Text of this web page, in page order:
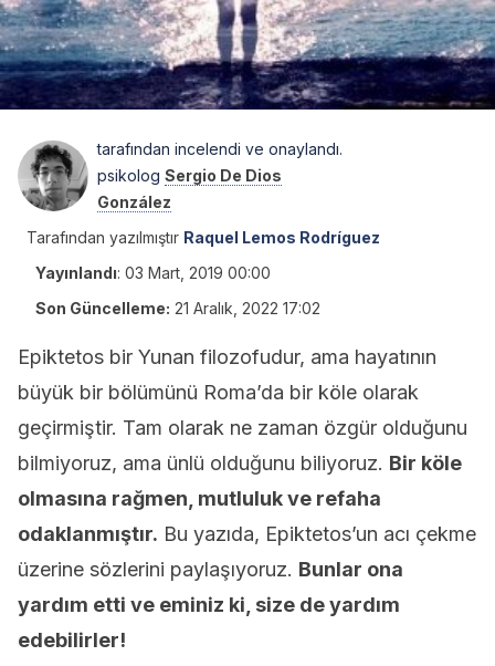
tarafından incelendi ve onaylandı.
psikolog Sergio De Dios
González
Tarafından yazılmıştır Raquel Lemos Rodríguez
Yayınlandı: 03 Mart, 2019 00:00
Son Güncelleme: 21 Aralık, 2022 17:02
Epiktetos bir Yunan filozofudur, ama hayatının
büyük bir bölümünü Roma’da bir köle olarak
geçirmiştir. Tam olarak ne zaman özgür olduğunu
bilmiyoruz, ama ünlü olduğunu biliyoruz. Bir köle
olmasına rağmen, mutluluk ve refaha
odaklanmıştır. Bu yazıda, Epiktetos’un acı çekme
üzerine sözlerini paylaşıyoruz. Bunlar ona
yardım etti ve eminiz ki, size de yardım
edebilirler!